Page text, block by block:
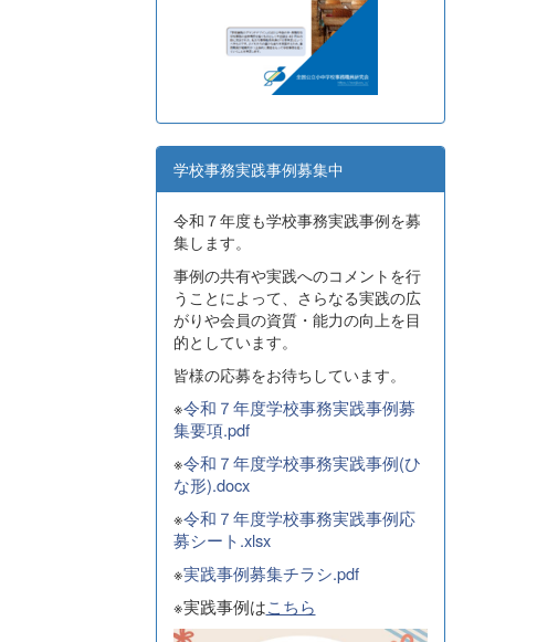
学校事務実践事例募集中
令和７年度も学校事務実践事例を募
集します。
事例の共有や実践へのコメントを行
うことによって、さらなる実践の広
がりや会員の資質・能力の向上を目
的としています。
皆様の応募をお待ちしています。
※令和７年度学校事務実践事例募
集要項.pdf
※令和７年度学校事務実践事例(ひ
な形).docx
※令和７年度学校事務実践事例応
募シート.xlsx
※実践事例募集チラシ.pdf
※実践事例はこちら